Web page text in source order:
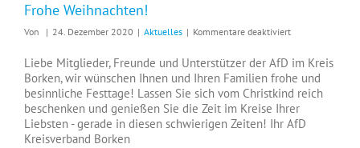
Frohe Weihnachten!
Von | 24. Dezember 2020 | Aktuelles | Kommentare deaktiviertfür
Weihnachten!
Liebe Mitglieder, Freunde und Unterstützer der AfD im Kreis
Borken, wir wünschen Ihnen und Ihren Familien frohe und
besinnliche Festtage! Lassen Sie sich vom Christkind reich
beschenken und genießen Sie die Zeit im Kreise Ihrer
Liebsten - gerade in diesen schwierigen Zeiten! Ihr AfD
Kreisverband Borken